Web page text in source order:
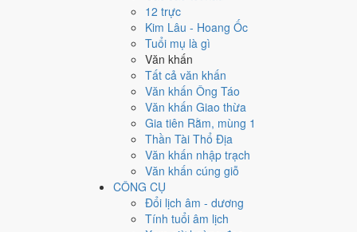
12 trực
Kim Lâu - Hoang Ốc
Tuổi mụ là gì
Văn khấn
Tất cả văn khấn
Văn khấn Ông Táo
Văn khấn Giao thừa
Gia tiên Rằm, mùng 1
Thần Tài Thổ Địa
Văn khấn nhập trạch
Văn khấn cúng giỗ
CÔNG CỤ
Đổi lịch âm - dương
Tính tuổi âm lịch
Cách tính ngày tốt
Khai trương - mở cửa hàng
Tốt
Khai trương - mở cửa hàng hôm nay ở
Cách tính ngày tốt
Ký hợp đồng - giao ước
Trung bình
Ký hợp đồng - giao ước hôm nay ở
Cách tính ngày tốt
🏗️ Động thổ - khởi công
Trung bình
Động thổ - khởi công hôm nay ở